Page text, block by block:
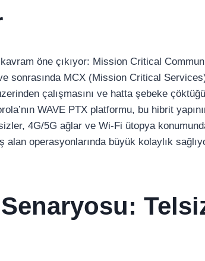
öne çıkıyor: Mission Critical
sonrasında MCX (Mission Critical Services)
çalışmasını ve hatta şebeke
WAVE PTX platformu, bu hibrit
4G/5G ağlar ve Wi-Fi ütopya
operasyonlarında büyük kolaylık
Senaryosu: